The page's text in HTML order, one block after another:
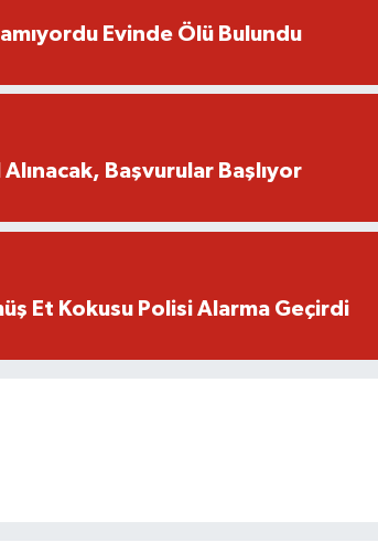
Evinde Ölü Bulundu
Başvurular Başlıyor
Et Kokusu Polisi Alarma Geçirdi